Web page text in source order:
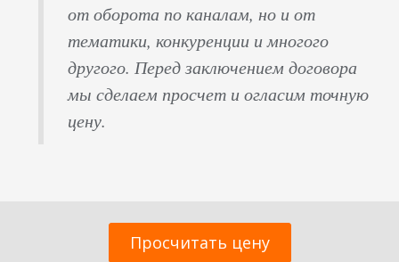
от оборота по каналам, но и от
тематики, конкуренции и многого
другого. Перед заключением договора
мы сделаем просчет и огласим точную
цену.
Просчитать цену